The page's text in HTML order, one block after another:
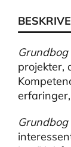
projekter,